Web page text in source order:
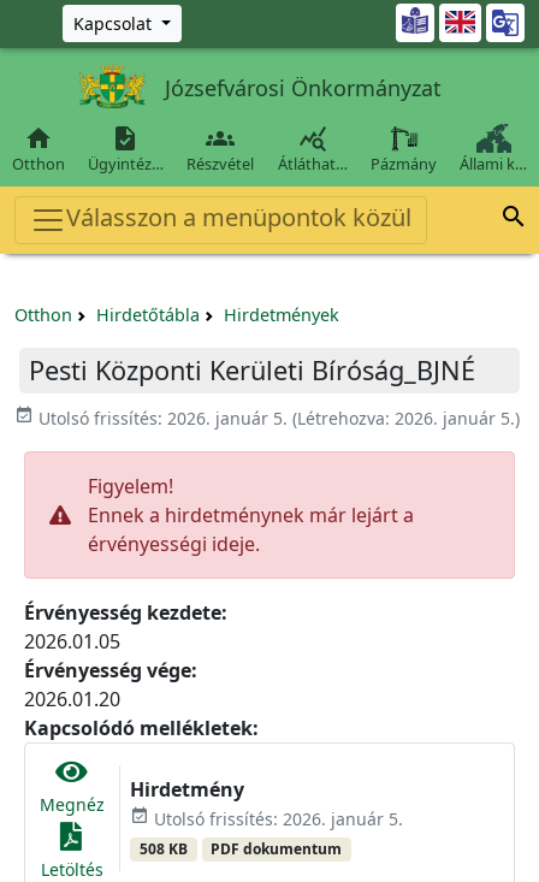
Ugrás a fő tartalomra
Kapcsolat 
Józsefvárosi Önkormányzat

Otthon

Ügyintéz…

Részvétel

Átláthat… Pázmány Állami k…
Válasszon a menüpontok közül 
Otthon Hirdetőtábla Hirdetmények
Pesti Központi Kerületi Bíróság_BJNÉ
event_available Utolsó frissítés: 2026. január 5. (Létrehozva: 2026. január 5.)
Figyelem!
Ennek a hirdetménynek már lejárt a
érvényességi ideje.
Érvényesség kezdete:
2026.01.05
Érvényesség vége:
2026.01.20
Kapcsolódó mellékletek:
Megnéz
Letöltés
Hirdetmény
event_available Utolsó frissítés: 2026. január 5.
508 KB PDF dokumentum